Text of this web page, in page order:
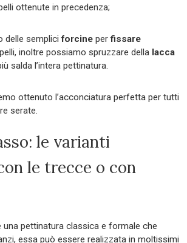
ottenute in precedenza;
delle sempliciforcine perfissare
inoltre possiamo spruzzare della lacca
salda l’intera pettinatura.
ottenuto l’acconciatura perfetta per tutti
serate.
le varianti
le trecce o con
una pettinatura classica e formale che
essa può essere realizzata in moltissimi